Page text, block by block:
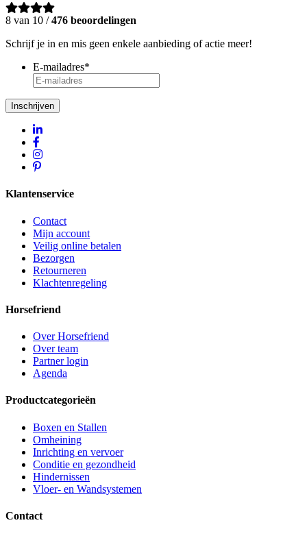
8 van 10 /476 beoordelingen
Schrijf je in en mis geen enkele aanbieding of actie meer!
E-mailadres*
Inschrijven
Klantenservice
Contact
Mijn account
Veilig online betalen
Bezorgen
Retourneren
Klachtenregeling
Horsefriend
Over Horsefriend
Over team
Partner login
Agenda
Productcategorieën
Boxen en Stallen
Omheining
Inrichting en vervoer
Conditie en gezondheid
Hindernissen
Vloer- en Wandsystemen
Contact